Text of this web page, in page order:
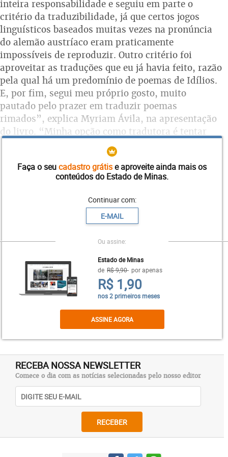
inteira responsabilidade e seguiu em parte o
critério da traduzibilidade, já que certos jogos
linguísticos baseados muitas vezes na pronúncia
do alemão austríaco eram praticamente
impossíveis de reproduzir. Outro critério foi
aproveitar as traduções que eu já havia feito, razão
pela qual há um predomínio de poemas de Idílios.
E, por fim, segui meu próprio gosto, muito
pautado pelo prazer em traduzir poemas
rimados”, explica Myriam Ávila, na apresentação
do livro. “Minha opção como tradutora é tentar
provocar um efeito o mais semelhante possível ao
do poema original, mantendo o humor, o
trocadilho, as assonâncias desses poemas que,
quase sempre, eram pensados para serem
oralizados. Só duas vezes acrescentei notas
explicativas, coisa que prefiro sempre evitar”,
A seguir, uma entrevista com a tradutora dos
poemas do escritor, nascido em Viena e
considerado um dos mais expressivos autores em
língua alemã.
Quais as marcas mais representativas da poética
Faça o seucadastro grátise aproveite ainda mais os
conteúdos do Estado de Minas.
Continuar com:
E-MAIL
Ou assine:
Estado de Minas
de R$ 9,90 por apenas
R$ 1,90
nos 2 primeiros meses
ASSINE AGORA
RECEBA NOSSA NEWSLETTER
Comece o dia com as notícias selecionadas pelo nosso editor
RECEBER